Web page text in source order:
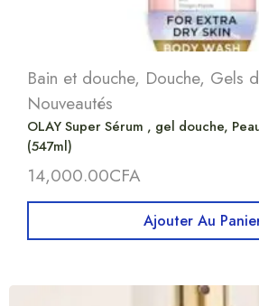
Bain et douche, Douche, Gels
Nouveautés
OLAY Super Sérum , gel douche,
(547ml)
14,000.00CFA
Ajouter Au